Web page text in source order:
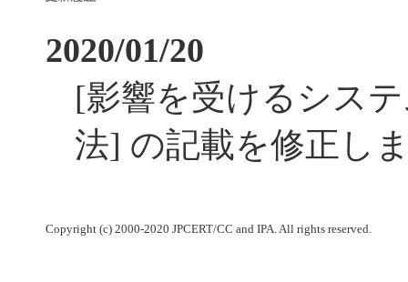
2020/01/20
[影響を受けるシス
法] の記載を修正し
Copyright (c) 2000-2020 JPCERT/CC and IPA. All rights reserved.